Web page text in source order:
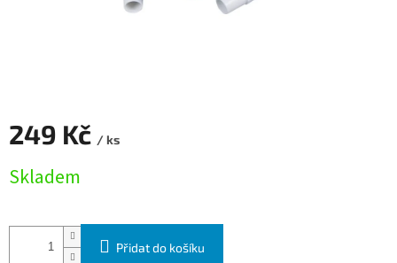
249 Kč / ks
Skladem
Přidat do košíku